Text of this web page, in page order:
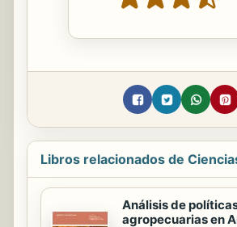
Libros relacionados de
Análisis de
agropecuarias en